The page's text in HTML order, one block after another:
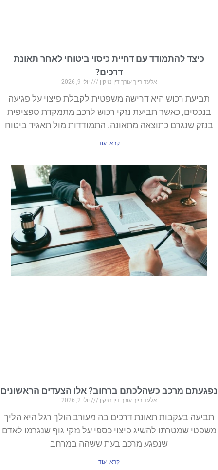
כיצד להתמודד עם דחיית כיסוי ביטוחי לאחר תאונת
דרכים?
אלעד רייך עורך דין נזיקין יולי 9, 2026
תביעת רכוש היא דרישה משפטית לקבלת פיצוי על פגיעה
בנכסים, כאשר תביעת נזקי רכוש לרכב מתמקדת ספציפית
בנזק שנגרם כתוצאה מתאונה. התמודדות מול תאגיד ביטוח
קראו עוד
נפגעתם מרכב כשהלכתם ברחוב? אלו הצעדים הראשונים
אלעד רייך עורך דין נזיקין יולי 2, 2026
תביעה בעקבות תאונת דרכים בה מעורב הולך רגל היא הליך
משפטי שמטרתו להשיג פיצוי כספי על נזקי גוף שנגרמו לאדם
שנפגע מרכב בעת ששהה במרחב
קראו עוד